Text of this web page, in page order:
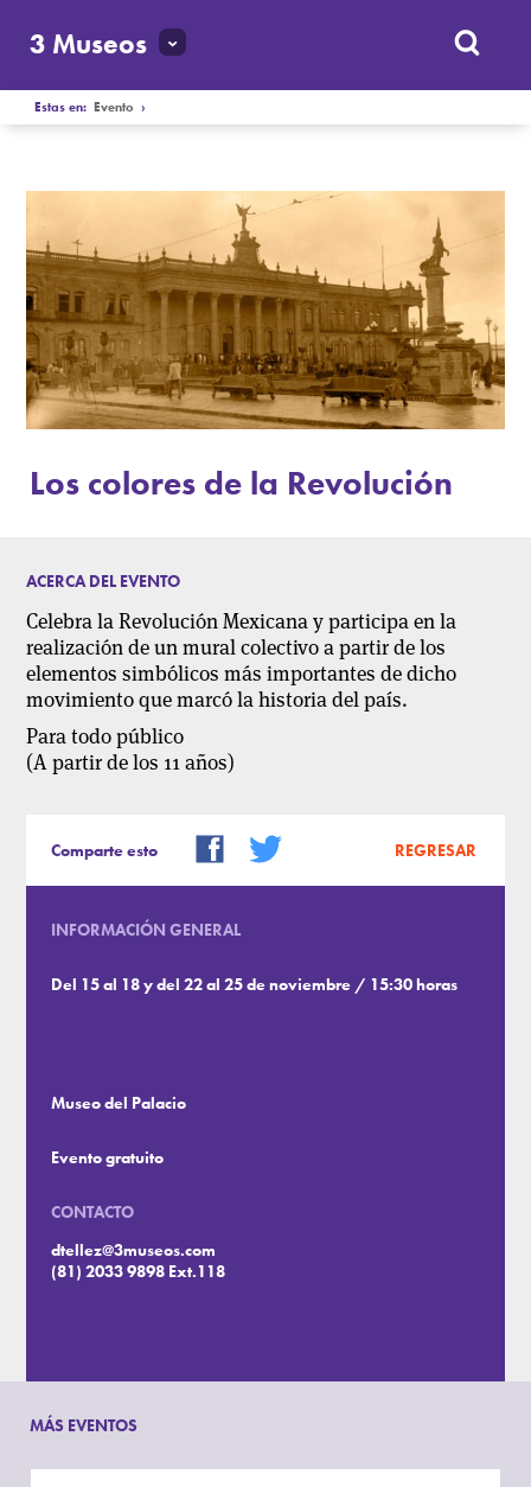
3 Museos
Estas en:Evento ›
Los colores de la Revolución
ACERCA DEL EVENTO
Celebra la Revolución Mexicana y participa en la
realización de un mural colectivo a partir de los
elementos simbólicos más importantes de dicho
movimiento que marcó la historia del país.
Para todo público
(A partir de los 11 años)
Comparte esto REGRESAR
INFORMACIÓN GENERAL
Del 15 al 18 y del 22 al 25 de noviembre / 15:30 horas
Museo del Palacio
Evento gratuito
CONTACTO
dtellez@3museos.com
(81) 2033 9898 Ext.118
MÁS EVENTOS